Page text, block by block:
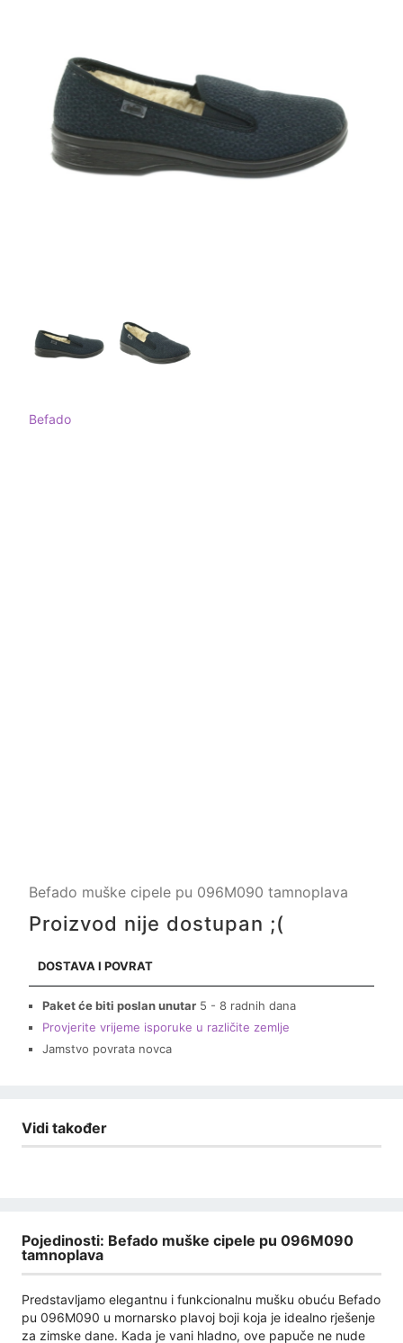
Befado
Befado muške cipele pu 096M090 tamnoplava
Proizvod nije dostupan ;(
DOSTAVA I POVRAT
Paket će biti poslan unutar 5 - 8 radnih dana
Provjerite vrijeme isporuke u različite zemlje
Jamstvo povrata novca
Vidi također
Pojedinosti: Befado muške cipele pu 096M090
tamnoplava
Predstavljamo elegantnu i funkcionalnu mušku obuću Befado
pu 096M090 u mornarsko plavoj boji koja je idealno rješenje
za zimske dane. Kada je vani hladno, ove papuče ne nude